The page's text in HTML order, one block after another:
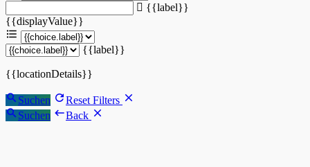
{{label}}
{{displayValue}}
{{label}}
{{locationDetails}}
Suchen
Reset Filters
Suchen
Back